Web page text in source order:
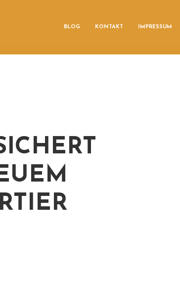
BLOG KONTAKT IMPRESSUM